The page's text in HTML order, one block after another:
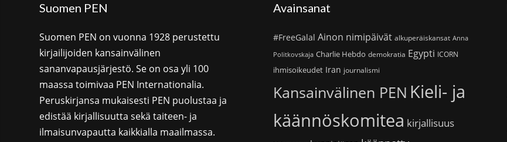
Suomen PEN
Suomen PEN on vuonna 1928 perustettu
kirjailijoiden kansainvälinen
sananvapausjärjestö. Se on osa yli 100
maassa toimivaa PEN Internationalia.
Peruskirjansa mukaisesti PEN puolustaa ja
edistää kirjallisuutta sekä taiteen- ja
ilmaisunvapautta kaikkialla maailmassa.
Avainsanat
#FreeGalal Ainon nimipäivät alkuperäiskansat Anna
Politkovskaja Charlie Hebdo demokratia Egypti ICORN
ihmisoikeudet Iran journalismi
Kansainvälinen PEN Kieli- ja
käännöskomitea kirjallisuus